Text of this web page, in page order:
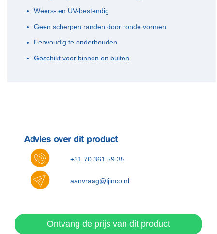
Weers- en UV-bestendig
Geen scherpen randen door ronde vormen
Eenvoudig te onderhouden
Geschikt voor binnen en buiten
Advies over dit product
+31 70 361 59 35
aanvraag@tjinco.nl
Ontvang de prijs van dit product